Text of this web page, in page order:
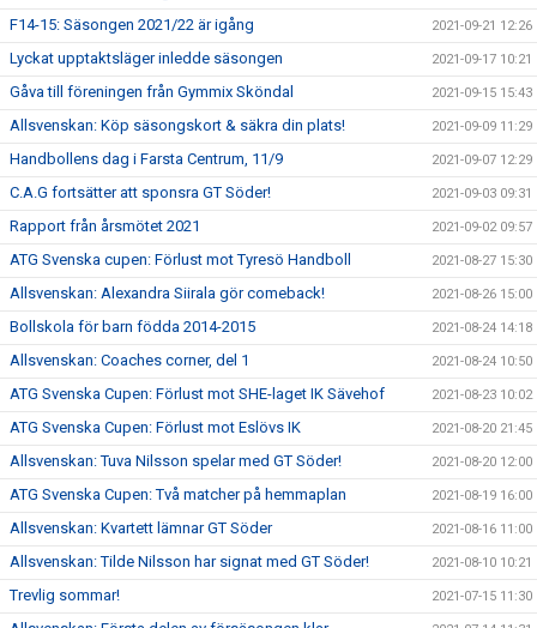
F14-15: Säsongen 2021/22 är igång 2021-09-21 12:26
Lyckat upptaktsläger inledde säsongen 2021-09-17 10:21
Gåva till föreningen från Gymmix Sköndal 2021-09-15 15:43
Allsvenskan: Köp säsongskort & säkra din plats! 2021-09-09 11:29
Handbollens dag i Farsta Centrum, 11/9 2021-09-07 12:29
C.A.G fortsätter att sponsra GT Söder! 2021-09-03 09:31
Rapport från årsmötet 2021 2021-09-02 09:57
ATG Svenska cupen: Förlust mot Tyresö Handboll 2021-08-27 15:30
Allsvenskan: Alexandra Siirala gör comeback! 2021-08-26 15:00
Bollskola för barn födda 2014-2015 2021-08-24 14:18
Allsvenskan: Coaches corner, del 1 2021-08-24 10:50
ATG Svenska Cupen: Förlust mot SHE-laget IK Sävehof 2021-08-23 10:02
ATG Svenska Cupen: Förlust mot Eslövs IK 2021-08-20 21:45
Allsvenskan: Tuva Nilsson spelar med GT Söder! 2021-08-20 12:00
ATG Svenska Cupen: Två matcher på hemmaplan 2021-08-19 16:00
Allsvenskan: Kvartett lämnar GT Söder 2021-08-16 11:00
Allsvenskan: Tilde Nilsson har signat med GT Söder! 2021-08-10 10:21
Trevlig sommar! 2021-07-15 11:30